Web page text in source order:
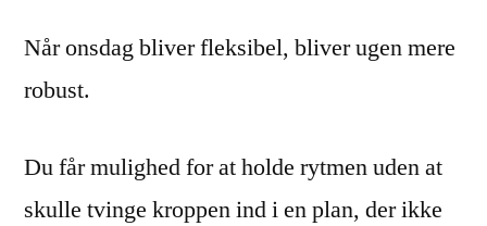
Når onsdag bliver fleksibel, bliver ugen mere
robust.
Du får mulighed for at holde rytmen uden at
skulle tvinge kroppen ind i en plan, der ikke